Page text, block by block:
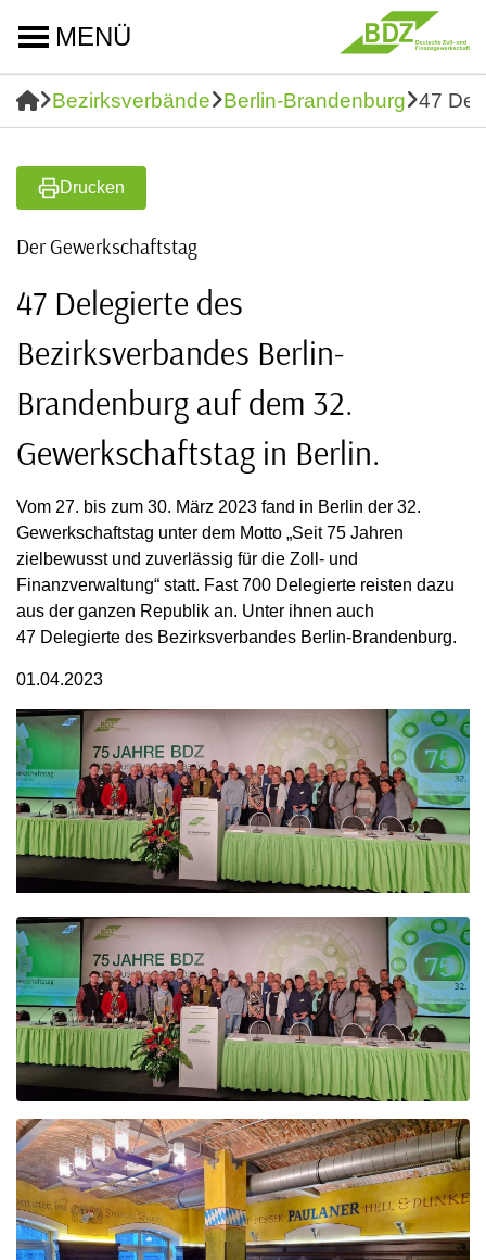
MENÜ
Bezirksverbände Berlin-Brandenburg 47
Drucken
Der Gewerkschaftstag
47 Delegierte des
Bezirksverbandes Berlin-
Brandenburg auf dem 32.
Gewerkschaftstag in Berlin.
Vom 27. bis zum 30. März 2023 fand in Berlin der 32.
Gewerkschaftstag unter dem Motto „Seit 75 Jahren
zielbewusst und zuverlässig für die Zoll- und
Finanzverwaltung“ statt. Fast 700 Delegierte reisten dazu
aus der ganzen Republik an. Unter ihnen auch
47 Delegierte des Bezirksverbandes Berlin-Brandenburg.
01.04.2023